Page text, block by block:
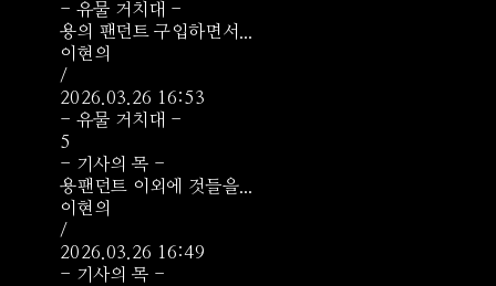
- 유물 거치대 -
용의 팬던트 구입하면서...
이현의
/
2026.03.26 16:53
- 유물 거치대 -
5
- 기사의 목 -
용팬던트 이외에 것들을...
이현의
/
2026.03.26 16:49
- 기사의 목 -